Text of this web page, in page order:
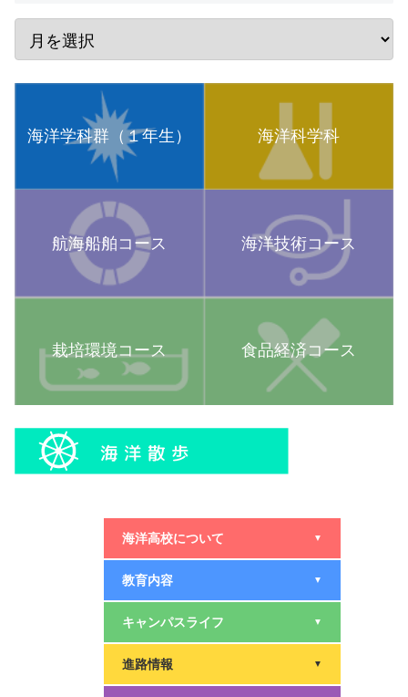
海洋学科群（１年生） 海洋科学科
航海船舶コース 海洋技術コース
栽培環境コース 食品経済コース
海洋高校について ▼
教育内容 ▼
キャンパスライフ ▼
進路情報 ▼